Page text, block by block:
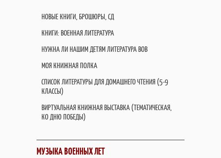
НОВЫЕ КНИГИ, БРОШЮРЫ, СД
КНИГИ: ВОЕННАЯ ЛИТЕРАТУРА
НУЖНА ЛИ НАШИМ ДЕТЯМ ЛИТЕРАТУРА ВОВ
МОЯ КНИЖНАЯ ПОЛКА
СПИСОК ЛИТЕРАТУРЫ ДЛЯ ДОМАШНЕГО ЧТЕНИЯ (5-9
КЛАССЫ)
ВИРТУАЛЬНАЯ КНИЖНАЯ ВЫСТАВКА (ТЕМАТИЧЕСКАЯ,
КО ДНЮ ПОБЕДЫ)
МУЗЫКА ВОЕННЫХ ЛЕТ